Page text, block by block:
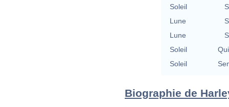
Soleil
Lune
Lune
Soleil
Soleil
Biographie de